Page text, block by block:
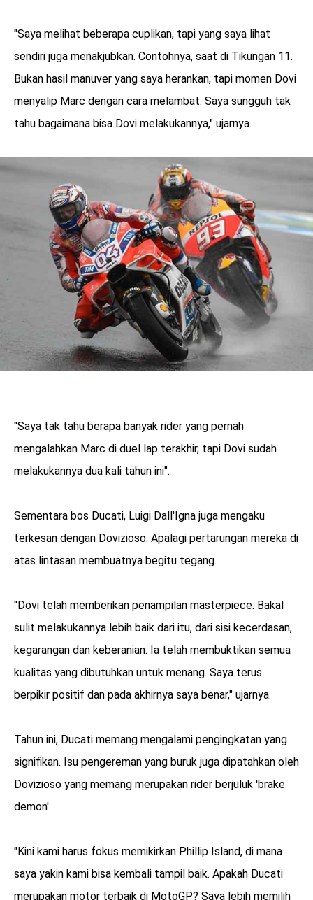
"Saya melihat beberapa cuplikan, tapi yang saya lihat
sendiri juga menakjubkan. Contohnya, saat di Tikungan 11.
Bukan hasil manuver yang saya herankan, tapi momen Dovi
menyalip Marc dengan cara melambat. Saya sungguh tak
tahu bagaimana bisa Dovi melakukannya," ujarnya.
"Saya tak tahu berapa banyak rider yang pernah
mengalahkan Marc di duel lap terakhir, tapi Dovi sudah
melakukannya dua kali tahun ini".
Sementara bos Ducati, Luigi Dall'Igna juga mengaku
terkesan dengan Dovizioso. Apalagi pertarungan mereka di
atas lintasan membuatnya begitu tegang.
"Dovi telah memberikan penampilan masterpiece. Bakal
sulit melakukannya lebih baik dari itu, dari sisi kecerdasan,
kegarangan dan keberanian. Ia telah membuktikan semua
kualitas yang dibutuhkan untuk menang. Saya terus
berpikir positif dan pada akhirnya saya benar," ujarnya.
Tahun ini, Ducati memang mengalami pengingkatan yang
signifikan. Isu pengereman yang buruk juga dipatahkan oleh
Dovizioso yang memang merupakan rider berjuluk 'brake
demon'.
"Kini kami harus fokus memikirkan Phillip Island, di mana
saya yakin kami bisa kembali tampil baik. Apakah Ducati
merupakan motor terbaik di MotoGP? Saya lebih memilih